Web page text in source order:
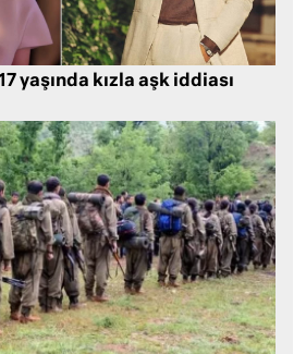
yaşında kızla aşk iddiası